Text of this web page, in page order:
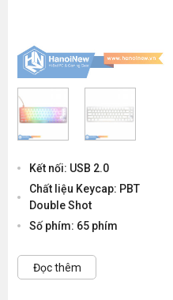
Kết nối: USB 2.0
Chất liệu Keycap: PBT
Double Shot
Số phím: 65 phím
Đọc thêm